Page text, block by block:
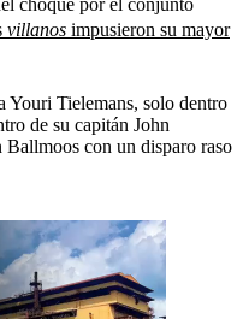
villanos impusieron su mayor
Youri Tielemans, solo dentro
de su capitán John
con un disparo raso